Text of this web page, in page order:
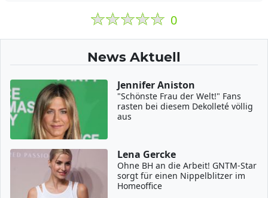
0
News Aktuell
Jennifer Aniston
"Schönste Frau der Welt!" Fans
rasten bei diesem Dekolleté völlig
aus
Lena Gercke
Ohne BH an die Arbeit! GNTM-Star
sorgt für einen Nippelblitzer im
Homeoffice